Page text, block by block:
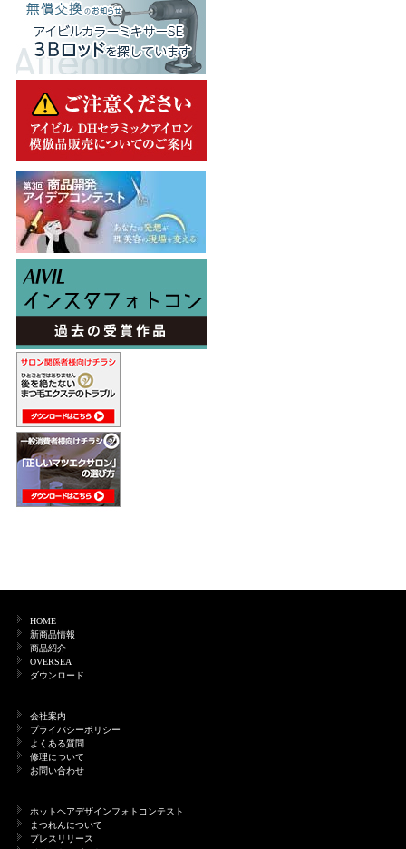
HOME
新商品情報
商品紹介
OVERSEA
ダウンロード
会社案内
プライバシーポリシー
よくある質問
修理について
お問い合わせ
ホットヘアデザインフォトコンテスト
まつれんについて
プレスリリース